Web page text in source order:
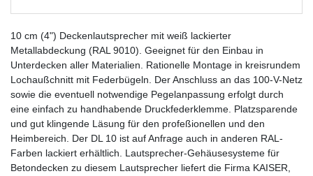
10 cm (4") Deckenlautsprecher mit weiß lackierter
Metallabdeckung (RAL 9010). Geeignet für den Einbau in
Unterdecken aller Materialien. Rationelle Montage in kreisrundem
Lochaußchnitt mit Federbügeln. Der Anschluss an das 100-V-Netz
sowie die eventuell notwendige Pegelanpassung erfolgt durch
eine einfach zu handhabende Druckfederklemme. Platzsparende
und gut klingende Läsung für den profeßionellen und den
Heimbereich. Der DL 10 ist auf Anfrage auch in anderen RAL-
Farben lackiert erhältlich. Lautsprecher-Gehäusesysteme für
Betondecken zu diesem Lautsprecher liefert die Firma KAISER,